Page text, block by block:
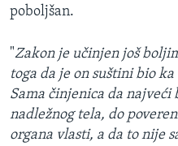
poboljšan.
"Zakon je učinjen još
toga da je on suštini bio
Sama činjenica da
nadležnog tela, do
organa vlasti, a da to nije